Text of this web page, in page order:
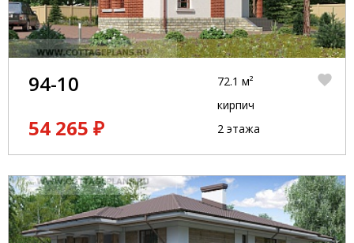
94-10
54 265 ₽
72.1 м²
кирпич
2 этажа